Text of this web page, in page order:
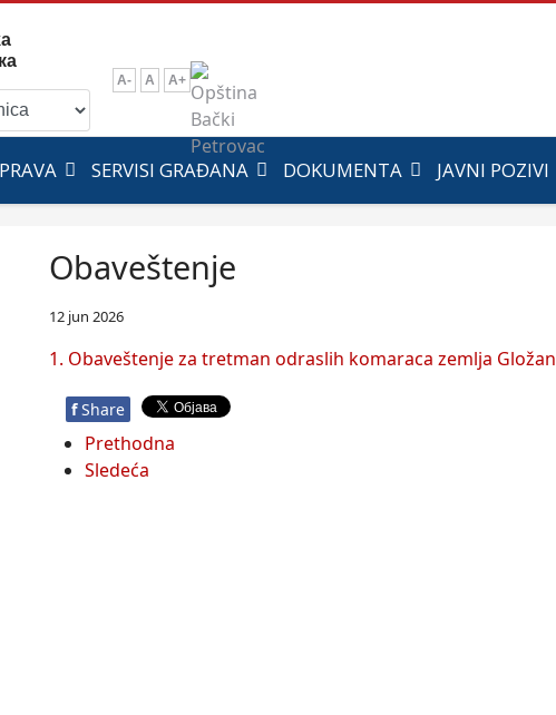
A- A A+
SERVISI GRAĐANA DOKUMENTA JAVNI POZIVI
Obaveštenje
12 jun 2026
1. Obaveštenje za tretman odraslih komaraca zemlja Gložan
f Share
Prethodna
Sledeća